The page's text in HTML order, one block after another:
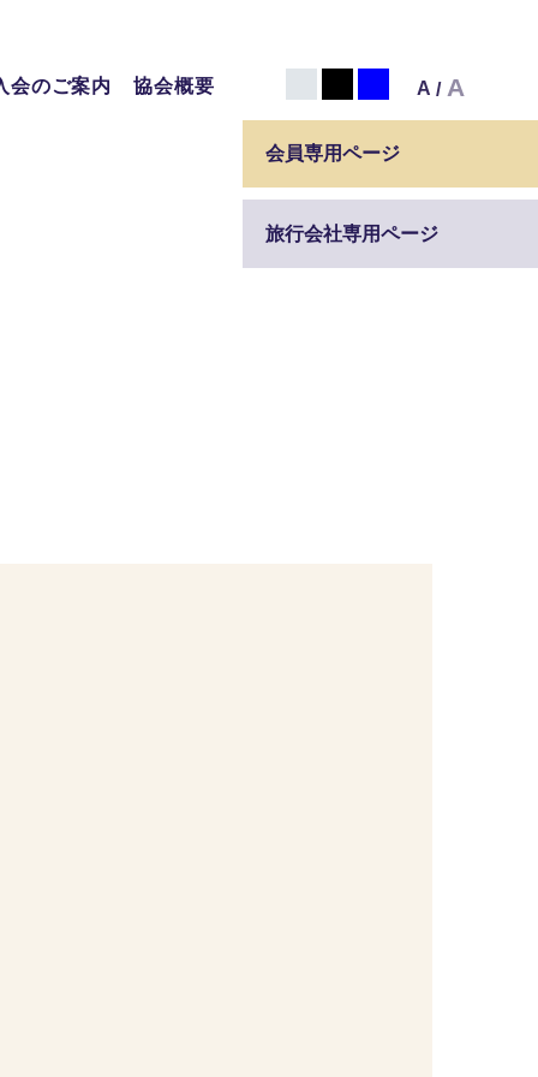
会のご案内 協会概要 A / A
会員専用ページ
旅行会社専用ページ